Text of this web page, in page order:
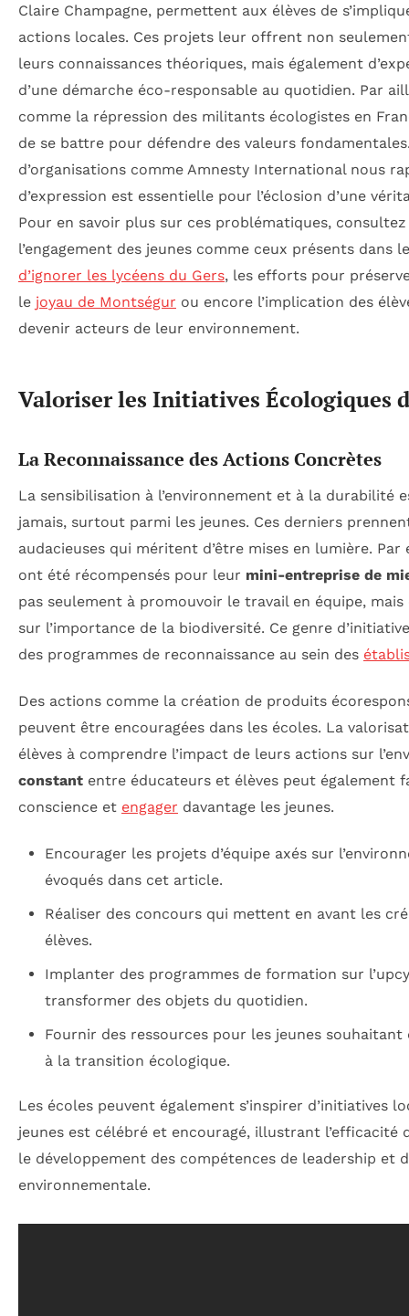
Claire Champagne, permettent aux élèves de
actions locales. Ces projets leur offrent non
leurs connaissances théoriques, mais également
d’une démarche éco-responsable au quotidien. Par
comme la répression des militants écologistes en
de se battre pour défendre des valeurs
d’organisations comme Amnesty International nous
d’expression est essentielle pour l’éclosion d’une
Pour en savoir plus sur ces problématiques,
l’engagement des jeunes comme ceux présents dans
d’ignorer les lycéens du Gers, les efforts pour
le joyau de Montségur ou encore l’implication des
devenir acteurs de leur environnement.
Valoriser les Initiatives Écologiques
La Reconnaissance des Actions Concrètes
La sensibilisation à l’environnement et à la durabilité
jamais, surtout parmi les jeunes. Ces derniers
audacieuses qui méritent d’être mises en lumière. Par
ont été récompensés pour leur mini-entreprise de
pas seulement à promouvoir le travail en équipe,
sur l’importance de la biodiversité. Ce genre
des programmes de reconnaissance au sein des
Des actions comme la création de produits
peuvent être encouragées dans les écoles. La
élèves à comprendre l’impact de leurs actions sur
constant entre éducateurs et élèves peut également
conscience et engager davantage les jeunes.
Encourager les projets d’équipe axés sur
évoqués dans cet article.
Réaliser des concours qui mettent en avant les
élèves.
Implanter des programmes de formation sur
transformer des objets du quotidien.
Fournir des ressources pour les jeunes
à la transition écologique.
Les écoles peuvent également s’inspirer d’initiatives
jeunes est célébré et encouragé, illustrant l’efficacité
le développement des compétences de leadership et
environnementale.